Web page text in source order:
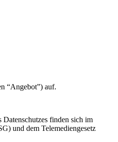
“Angebot”) auf.
finden sich im
und dem Telemediengesetz